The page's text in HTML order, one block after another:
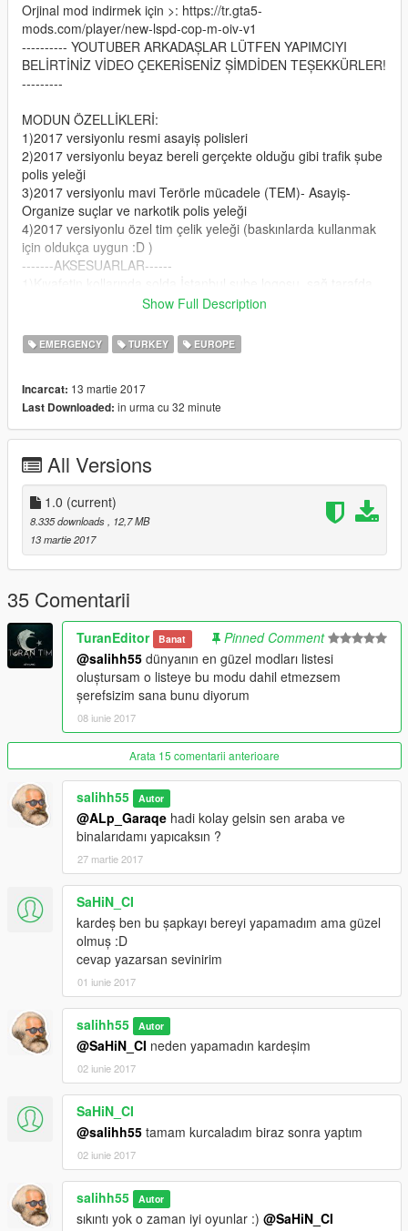
Orjinal mod indirmek için >: https://tr.gta5-
mods.com/player/new-lspd-cop-m-oiv-v1
---------- YOUTUBER ARKADAŞLAR LÜTFEN YAPIMCIYI
BELİRTİNİZ VİDEO ÇEKERİSENİZ ŞİMDİDEN TEŞEKKÜRLER!
---------
MODUN ÖZELLİKLERİ:
1)2017 versiyonlu resmi asayiş polisleri
2)2017 versiyonlu beyaz bereli gerçekte olduğu gibi trafik şube
polis yeleği
3)2017 versiyonlu mavi Terörle mücadele (TEM)- Asayiş-
Organize suçlar ve narkotik polis yeleği
4)2017 versiyonlu özel tim çelik yeleği (baskınlarda kullanmak
için oldukça uygun :D )
-------AKSESUARLAR------
3)2017 versiyonlu (4K) polis şapkası
4)kalın ve ince güneş gözlükleri
--------BUG--------
bazen polislerin kollarında rütbeler çıkabiliyor menyo ped
options-wardrobe ile halledebilirsiniz yada PC trainer ile
----------MODU İNDİREN YORUM YAPAN OYLAYAN VE
BEĞENEN ARKADAŞLARIN GÖZLERİNDEN ÖPÜYORUM
HERKESE TEŞEKKÜRLER!
EYY TÜRK OĞLU GÖSTER GÜCÜNÜ AVRUPAYA!...
Show Full Description
EMERGENCY TURKEY EUROPE
Incarcat: 13 martie 2017
Last Downloaded: in urma cu 32 minute
All Versions
1.0 (current)
8.335 downloads
, 12,7 MB
13 martie 2017
35 Comentarii
TuranEditor Banat
Pinned Comment
@salihh55 dünyanın en güzel modları listesi
oluştursam o listeye bu modu dahil etmezsem
şerefsizim sana bunu diyorum
08 iunie 2017
Arata 15 comentarii anterioare
salihh55 Autor
@ALp_Garaqe hadi kolay gelsin sen araba ve
binalarıdamı yapıcaksın ?
27 martie 2017
SaHiN_CI
kardeş ben bu şapkayı bereyi yapamadım ama güzel
olmuş :D
cevap yazarsan sevinirim
01 iunie 2017
salihh55 Autor
@SaHiN_CI neden yapamadın kardeşim
02 iunie 2017
SaHiN_CI
@salihh55 tamam kurcaladım biraz sonra yaptım
02 iunie 2017
salihh55 Autor
sıkıntı yok o zaman iyi oyunlar :) @SaHiN_CI